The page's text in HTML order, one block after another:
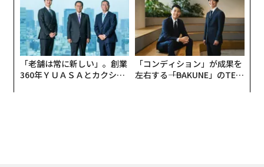
「老舗は常に新しい」。創業
360年ＹＵＡＳＡとカクシン
「コンディション」が成果を
左右する――「BAKUNE」のTEN